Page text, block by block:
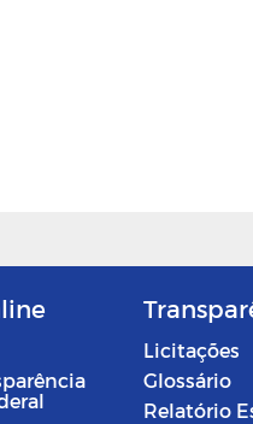
Licitações
Glossário
Relatório